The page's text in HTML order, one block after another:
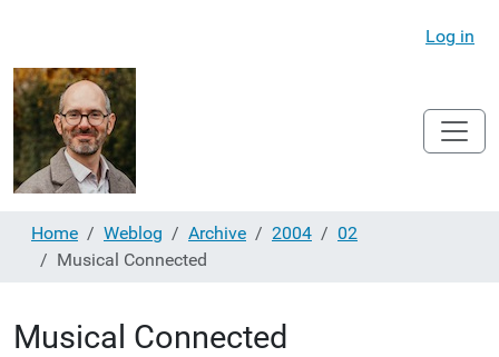
Log in
Home Weblog Archive 2004
02
Musical Connected
Musical Connected